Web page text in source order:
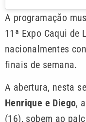
A programação
11ª Expo Caqui
nacionalmentes
finais de semana.
A abertura, nesta
Henrique e Diego,
(16), sobem ao